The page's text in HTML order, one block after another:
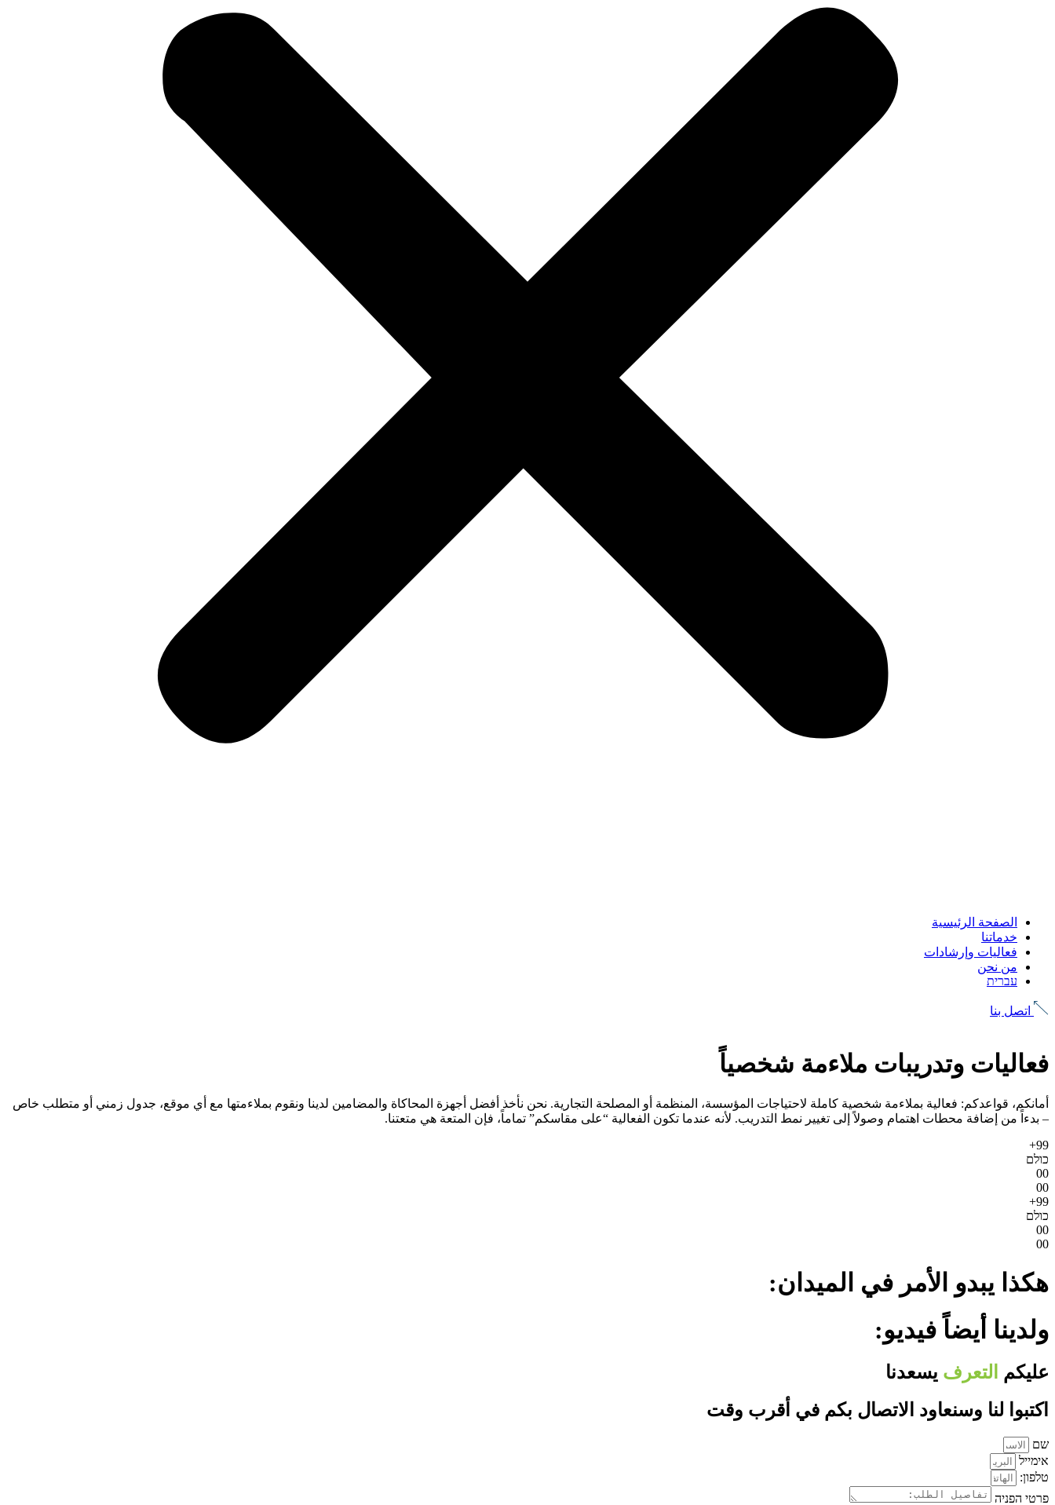
الصفحة الرئيسية
خدماتنا
فعاليات وإرشادات
من نحن
עברית
اتصل بنا
فعاليات وتدريبات ملاءمة شخصياً
أمانكم، قواعدكم: فعالية بملاءمة شخصية كاملة لاحتياجات المؤسسة، المنظمة أو المصلحة التجارية. نحن نأخذ أفضل أجهزة المحاكاة والمضامين لدينا ونقوم بملاءمتها مع أي موقع، جدول زمني أو متطلب خاص
– بدءاً من إضافة محطات اهتمام وصولاً إلى تغيير نمط التدريب. لأنه عندما تكون الفعالية “على مقاسكم” تماماً، فإن المتعة هي متعتنا.
99+
כולם
00
00
99+
כולם
00
00
هكذا يبدو الأمر في الميدان:
ولدينا أيضاً فيديو:
عليكم التعرف يسعدنا
اكتبوا لنا وسنعاود الاتصال بكم في أقرب وقت
שם
אימייל
טלפון:
פרטי הפניה